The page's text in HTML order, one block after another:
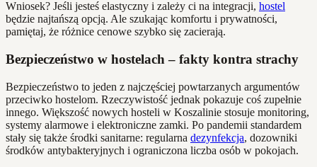
Wniosek? Jeśli jesteś elastyczny i zależy ci na integracji, hostel
będzie najtańszą opcją. Ale szukając komfortu i prywatności,
pamiętaj, że różnice cenowe szybko się zacierają.
Bezpieczeństwo w hostelach – fakty kontra strachy
Bezpieczeństwo to jeden z najczęściej powtarzanych argumentów
przeciwko hostelom. Rzeczywistość jednak pokazuje coś zupełnie
innego. Większość nowych hosteli w Koszalinie stosuje monitoring,
systemy alarmowe i elektroniczne zamki. Po pandemii standardem
stały się także środki sanitarne: regularna dezynfekcja, dozowniki
środków antybakteryjnych i ograniczona liczba osób w pokojach.